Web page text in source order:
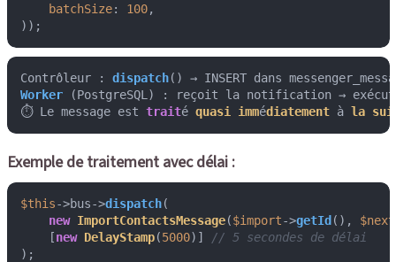
batchSize: 100,
));
Contrôleur : dispatch
Worker (PostgreSQL) : reçoit la notification →
⏱️ Le message est traité quasi immédiatement à la
Exemple de traitement avec délai :
$this->bus->dispatch(
new ImportContactsMessage($import->getId (),
    [
new DelayStamp(5000)]
// 5 secondes de délai
);